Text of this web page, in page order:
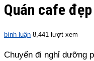
Quán cafe
bình luận 8,441 lượt xem
Chuyến đi nghỉ dưỡng